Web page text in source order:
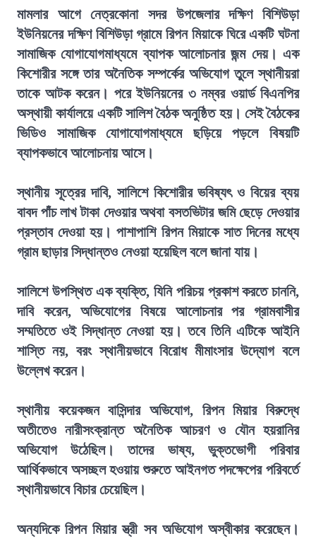
মামলার আগে নেত্রকোনা সদর উপজেলার দক্ষিণ বিশিউড়া
ইউনিয়নের দক্ষিণ বিশিউড়া গ্রামে রিপন মিয়াকে ঘিরে একটি ঘটনা
সামাজিক যোগাযোগমাধ্যমে ব্যাপক আলোচনার জন্ম দেয়। এক
কিশোরীর সঙ্গে তার অনৈতিক সম্পর্কের অভিযোগ তুলে স্থানীয়রা
তাকে আটক করেন। পরে ইউনিয়নের ৩ নম্বর ওয়ার্ড বিএনপির
অস্থায়ী কার্যালয়ে একটি সালিশ বৈঠক অনুষ্ঠিত হয়। সেই বৈঠকের
ভিডিও সামাজিক যোগাযোগমাধ্যমে ছড়িয়ে পড়লে বিষয়টি
ব্যাপকভাবে আলোচনায় আসে।
স্থানীয় সূত্রের দাবি, সালিশে কিশোরীর ভবিষ্যৎ ও বিয়ের ব্যয়
বাবদ পাঁচ লাখ টাকা দেওয়ার অথবা বসতভিটার জমি ছেড়ে দেওয়ার
প্রস্তাব দেওয়া হয়। পাশাপাশি রিপন মিয়াকে সাত দিনের মধ্যে
গ্রাম ছাড়ার সিদ্ধান্তও নেওয়া হয়েছিল বলে জানা যায়।
সালিশে উপস্থিত এক ব্যক্তি, যিনি পরিচয় প্রকাশ করতে চাননি,
দাবি করেন, অভিযোগের বিষয়ে আলোচনার পর গ্রামবাসীর
সম্মতিতে ওই সিদ্ধান্ত নেওয়া হয়। তবে তিনি এটিকে আইনি
শাস্তি নয়, বরং স্থানীয়ভাবে বিরোধ মীমাংসার উদ্যোগ বলে
উল্লেখ করেন।
স্থানীয় কয়েকজন বাসিন্দার অভিযোগ, রিপন মিয়ার বিরুদ্ধে
অতীতেও নারীসংক্রান্ত অনৈতিক আচরণ ও যৌন হয়রানির
অভিযোগ উঠেছিল। তাদের ভাষ্য, ভুক্তভোগী পরিবার
আর্থিকভাবে অসচ্ছল হওয়ায় শুরুতে আইনগত পদক্ষেপের পরিবর্তে
স্থানীয়ভাবে বিচার চেয়েছিল।
অন্যদিকে রিপন মিয়ার স্ত্রী সব অভিযোগ অস্বীকার করেছেন।